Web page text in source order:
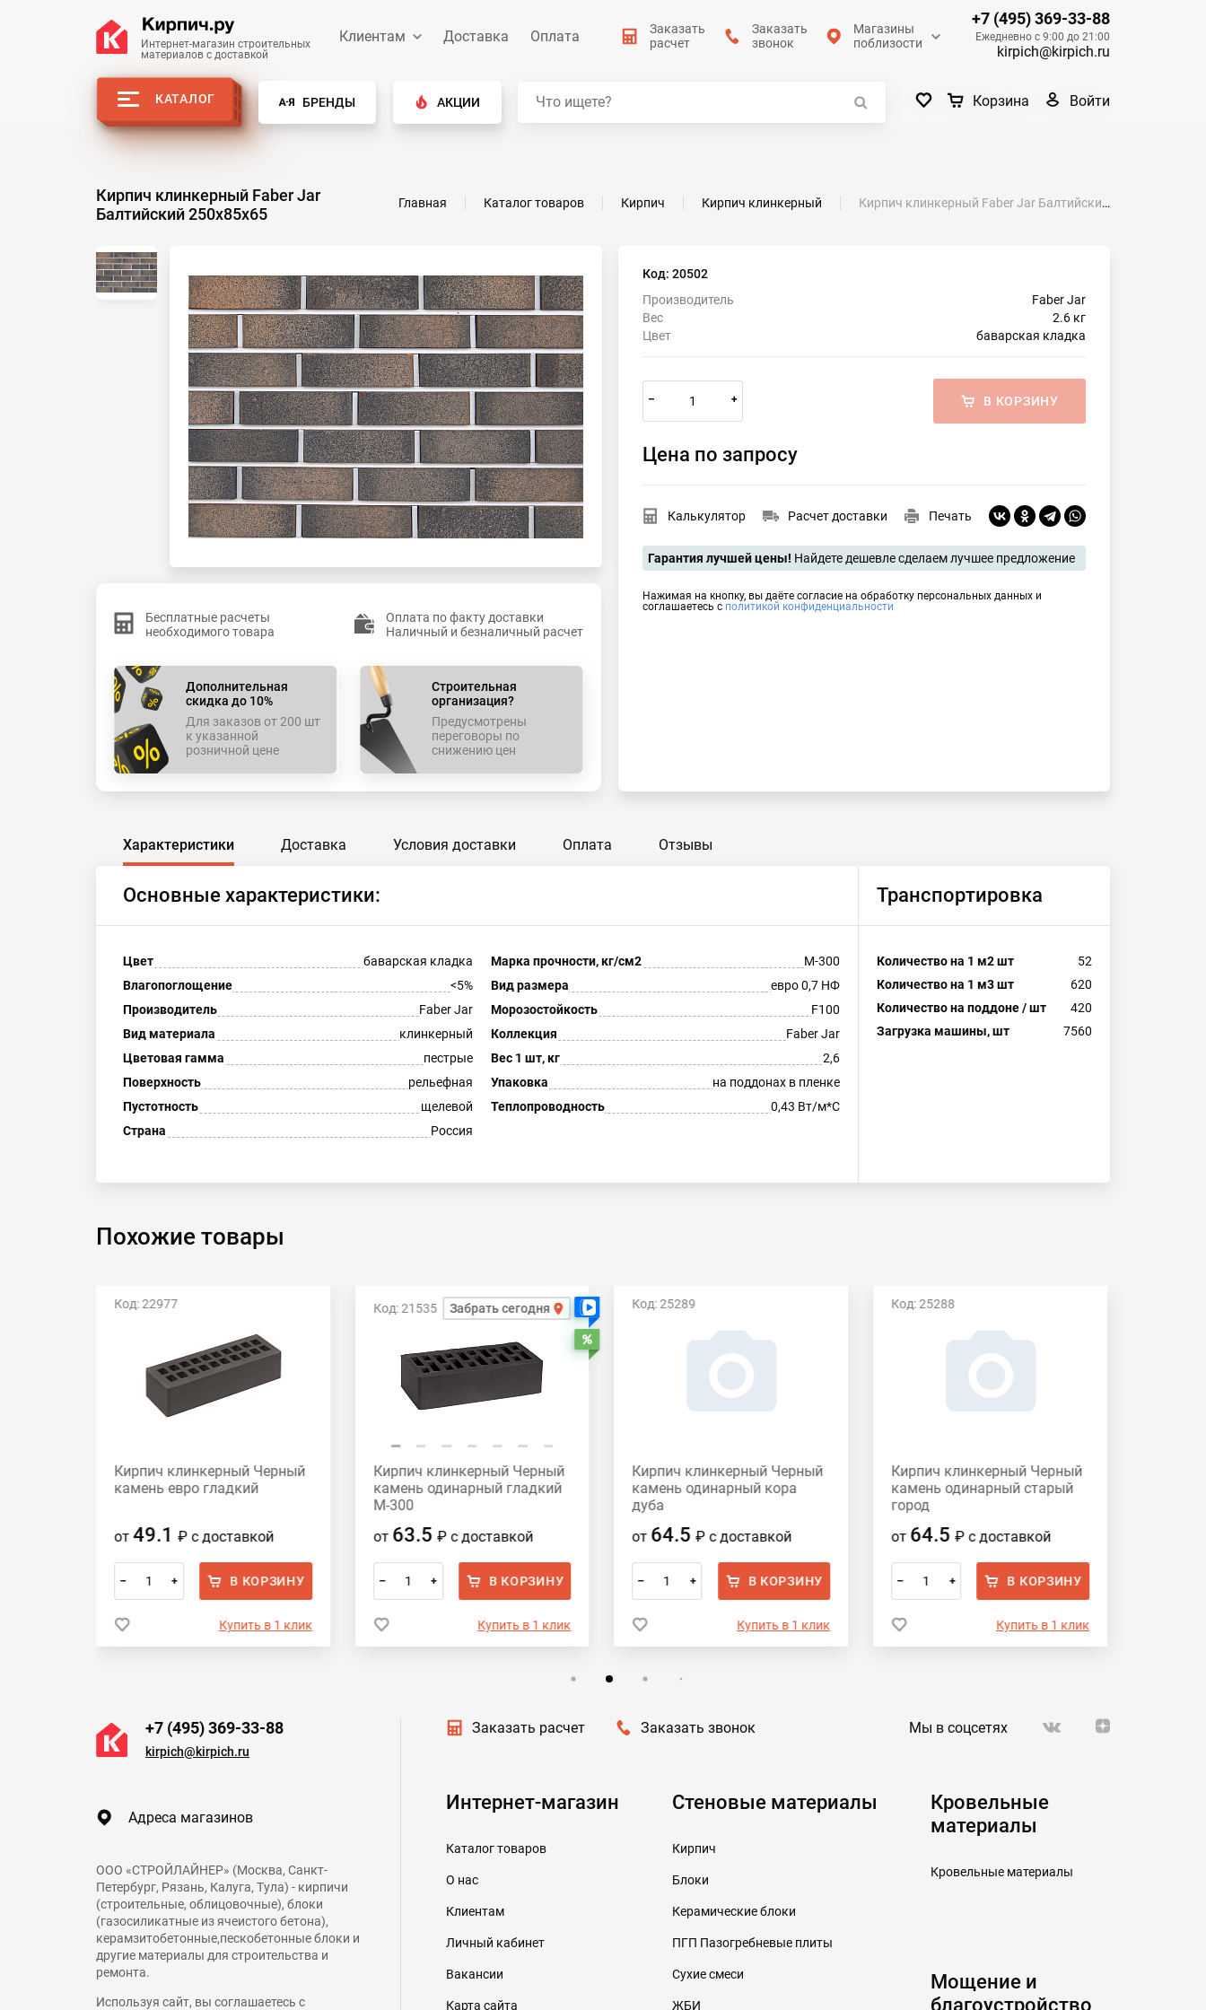
Интернет-магазин строительных
материалов с доставкой
Клиентам Доставка Оплата
Заказать
расчет
Заказать
звонок
Магазины
поблизости
+7 (495) 369-33-88
Ежедневно с 9:00 до 21:00
kirpich@kirpich.ru
КАТАЛОГ БРЕНДЫ АКЦИИ Корзина Войти
Кирпич клинкерный Faber Jar
Балтийский 250х85х65
Главная Каталог товаров Кирпич Кирпич клинкерный Кирпич клинкерный Faber Jar Балтийский 250х85х65
Бесплатные расчеты
необходимого товара
Оплата по факту доставки
Наличный и безналичный расчет
Дополнительная
скидка до 10%
Для заказов от 200 шт
к указанной
розничной цене
Строительная
организация?
Предусмотрены
переговоры по
снижению цен
Код: 20502
Производитель
Faber Jar
Вес
2.6 кг
Цвет
баварская кладка
– + В КОРЗИНУ
Цена по запросу
Калькулятор Расчет доставки Печать
Гарантия лучшей цены! Найдете дешевле сделаем лучшее предложение
Нажимая на кнопку, вы даёте согласие на обработку персональных данных и
соглашаетесь с политикой конфиденциальности
Характеристики Доставка Условия доставки Оплата Отзывы
Основные характеристики:
Цвет баварская кладка Марка прочности, кг/см2
М-300
Влагопоглощение
<5% Вид размера
евро 0,7 НФ
Производитель
Faber Jar Морозостойкость
F100
Вид материала
клинкерный Коллекция
Faber Jar
Цветовая гамма
пестрые Вес 1 шт, кг
2,6
Поверхность
рельефная Упаковка
на поддонах в пленке
Пустотность
щелевой Теплопроводность
0,43 Вт/м*С
Страна
Россия
Транспортировка
Количество на 1 м2 шт
52
Количество на 1 м3 шт
620
Количество на поддоне / шт
420
Загрузка машины, шт
7560
Похожие товары
Код: 22977
Кирпич клинкерный Черный
камень евро гладкий
от 49.1 ₽ с доставкой
– + В КОРЗИНУ
Купить в 1 клик
Код: 21535 Забрать сегодня Есть видео
Кирпич клинкерный Черный
камень одинарный гладкий
М-300
от 63.5 ₽ с доставкой
– + В КОРЗИНУ
Купить в 1 клик
Код: 25289
Кирпич клинкерный Черный
камень одинарный кора
дуба
от 64.5₽с доставкой
– + В КОРЗИНУ
Купить в 1 клик
Код: 25288
Кирпич клинкерный Черный
камень одинарный старый
город
от 64.5₽с доставкой
– + В КОРЗИНУ
Купить в 1 клик
+7 (495) 369-33-88
kirpich@kirpich.ru
Адреса магазинов
ООО «СТРОЙЛАЙНЕР» (Москва, Санкт-
Петербург, Рязань, Калуга, Тула) - кирпичи
(строительные, облицовочные), блоки
(газосиликатные из ячеистого бетона),
керамзитобетонные,пескобетонные блоки и
другие материалы для строительства и
ремонта.
Используя сайт, вы соглашаетесь с
Заказать расчет Заказать звонок Мы в соцсетях
Интернет-магазин
Каталог товаров
О нас
Клиентам
Личный кабинет
Вакансии
Карта сайта
Стеновые материалы
Кирпич
Блоки
Керамические блоки
ПГП Пазогребневые плиты
Сухие смеси
ЖБИ
Кровельные
материалы
Кровельные материалы
Мощение и
благоустройство